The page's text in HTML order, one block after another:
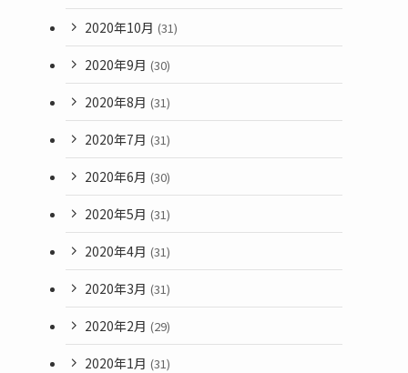
2020年10月 (31)
2020年9月 (30)
2020年8月 (31)
2020年7月 (31)
2020年6月 (30)
2020年5月 (31)
2020年4月 (31)
2020年3月 (31)
2020年2月 (29)
2020年1月 (31)